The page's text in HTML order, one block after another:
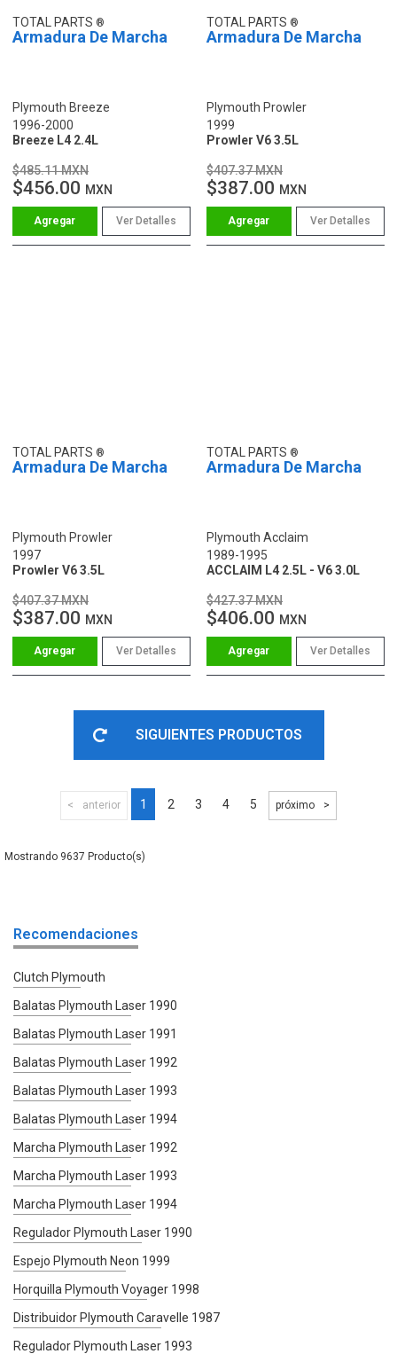
TOTAL PARTS
Armadura De Marcha
Plymouth Breeze
1996-2000
Breeze L4 2.4L
$485.11 MXN
$456.00 MXN
Ver Detalles
TOTAL PARTS
Armadura De Marcha
Plymouth Prowler
1999
Prowler V6 3.5L
$407.37 MXN
$387.00 MXN
Ver Detalles
TOTAL PARTS
Armadura De Marcha
Plymouth Prowler
1997
Prowler V6 3.5L
$407.37 MXN
$387.00 MXN
Ver Detalles
TOTAL PARTS
Armadura De Marcha
Plymouth Acclaim
1989-1995
ACCLAIM L4 2.5L - V6 3.0L
$427.37 MXN
$406.00 MXN
Ver Detalles
SIGUIENTES PRODUCTOS
anterior 1 2 3 4 5 próximo
9637
Recomendaciones
Clutch Plymouth
Balatas Plymouth Laser 1990
Balatas Plymouth Laser 1991
Balatas Plymouth Laser 1992
Balatas Plymouth Laser 1993
Balatas Plymouth Laser 1994
Marcha Plymouth Laser 1992
Marcha Plymouth Laser 1993
Marcha Plymouth Laser 1994
Regulador Plymouth Laser 1990
Espejo Plymouth Neon 1999
Horquilla Plymouth Voyager 1998
Distribuidor Plymouth Caravelle 1987
Regulador Plymouth Laser 1993